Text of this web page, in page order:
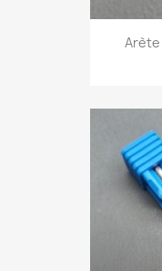
Arète